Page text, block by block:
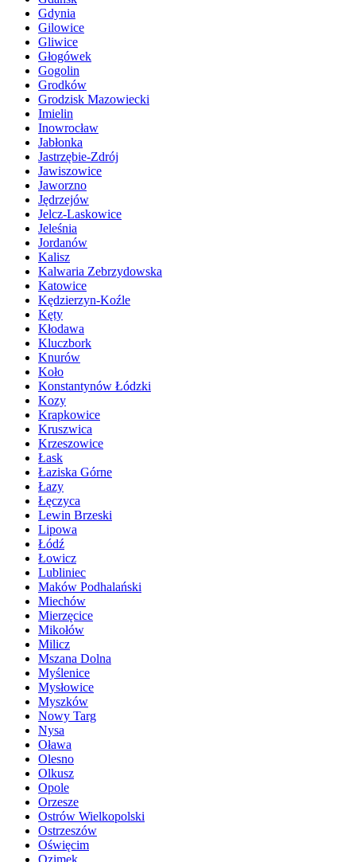
Gdynia
Gilowice
Gliwice
Głogówek
Gogolin
Grodków
Grodzisk Mazowiecki
Imielin
Inowrocław
Jabłonka
Jastrzębie-Zdrój
Jawiszowice
Jaworzno
Jędrzejów
Jelcz-Laskowice
Jeleśnia
Jordanów
Kalisz
Kalwaria Zebrzydowska
Katowice
Kędzierzyn-Koźle
Kęty
Kłodawa
Kluczbork
Knurów
Koło
Konstantynów Łódzki
Kozy
Krapkowice
Kruszwica
Krzeszowice
Łask
Łaziska Górne
Łazy
Łęczyca
Lewin Brzeski
Lipowa
Łódź
Łowicz
Lubliniec
Maków Podhalański
Miechów
Mierzęcice
Mikołów
Milicz
Mszana Dolna
Myślenice
Mysłowice
Myszków
Nowy Targ
Nysa
Oława
Olesno
Olkusz
Opole
Orzesze
Ostrów Wielkopolski
Ostrzeszów
Oświęcim
Ozimek